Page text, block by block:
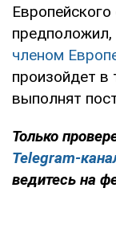
предположил,
членом
произойдет в
выполнят
Только
Telegram-
ведитесь на